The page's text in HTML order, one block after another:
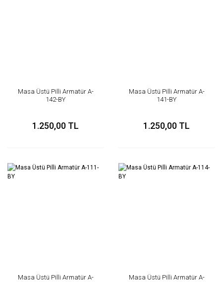
Masa Üstü Pilli Armatür A-
142-BY
1.250,00 TL
Masa Üstü Pilli Armatür A-
141-BY
1.250,00 TL
Masa Üstü Pilli Armatür A-
Masa Üstü Pilli Armatür A-